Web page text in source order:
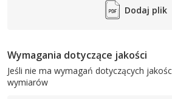
Dodaj plik
Wymagania dotyczące jakości
Jeśli nie ma wymagań dotyczących
wymiarów